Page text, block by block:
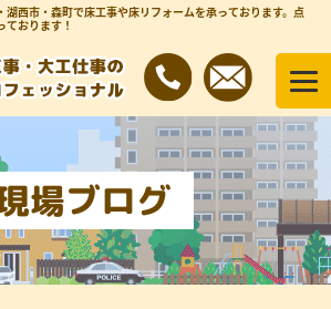
西市・森町で床工事や床リフォームを承っております。 点
おります！
場ブログ